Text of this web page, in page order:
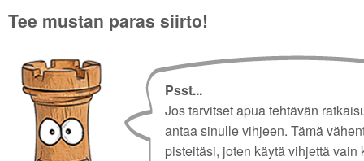
Tee mustan paras siirto!
Psst...
Jos tarvitset apua tehtävän
antaa sinulle vihjeen. Tämä
pisteitäsi, joten käytä vihjettä vain